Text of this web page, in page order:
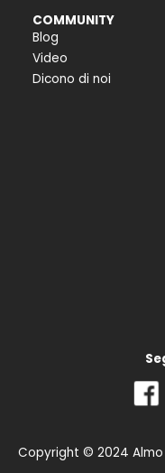
COMMUNITY
Blog
Video
Dicono di noi
Copyright © 2024 Almo